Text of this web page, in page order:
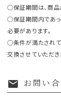
○保証期間は、商品
○保証期間内であっ
必要があります。
○条件が満たされて
交換させていただき
mail お問い